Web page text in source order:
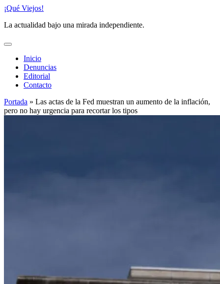
Saltar
contenido
¡Qué Viejos!
La actualidad bajo una mirada independiente.
Inicio
Denuncias
Editorial
Contacto
Portada » Las actas de la Fed muestran un aumento de la inflación,
pero no hay urgencia para recortar los tipos